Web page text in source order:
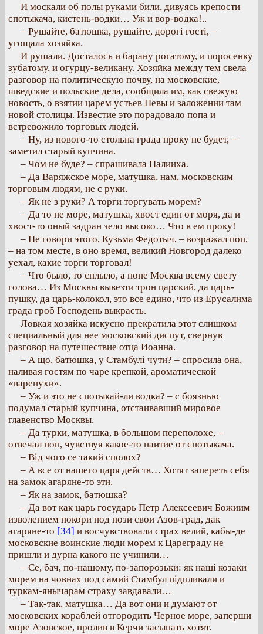
И москали об полы руками били, дивуясь крепости
спотыкача, кистень-водки… Уж и вор-водка!..
– Рушайте, батюшка, рушайте, дорогі гості, –
угощала хозяйка.
И рушали. Досталось и барану рогатому, и поросенку
зубатому, и огурцу-великану. Хозяйка между тем свела
разговор на политическую почву, на московские,
шведские и польские дела, сообщила им, как свежую
новость, о взятии царем устьев Невы и заложении там
новой столицы. Известие это порадовало попа и
встревожило торговых людей.
– Ну, из нового-то стольна града проку не будет, –
заметил старый купчина.
– Чом не буде? – спрашивала Палииха.
– Да Варяжское море, матушка, нам, московским
торговым людям, не с руки.
– Як не з руки? А торги торгувать морем?
– Да то не море, матушка, хвост един от моря, да и
хвост-то оный задран зело высоко… Что в ем проку!
– Не говори этого, Кузьма Федотыч, – возражал поп,
– на том месте, в оно время, великий Новгород далеко
уехал, какие торги торговал!
– Что было, то сплыло, а ноне Москва всему свету
голова… Из Москвы вывезти трон царский, да царь-
пушку, да царь-колокол, это все едино, что из Ерусалима
града гроб Господень выкрасть.
Ловкая хозяйка искусно прекратила этот слишком
специальный для нее московский диспут, свернув
разговор на путешествие отца Иоанна.
– А що, батюшка, у Стамбулі чути? – спросила она,
наливая гостям по чаре крепкой, ароматической
«варенухи».
– Уж и это не спотыкай-ли водка? – с боязнью
подумал старый купчина, отстаивавший мировое
главенство Москвы.
– Да турки, матушка, в большом переполохе, –
отвечал поп, чувствуя какое-то наитие от спотыкача.
– Від чого се такий сполох?
– А все от нашего царя действ… Хотят запереть себя
на замок агаряне-то эти.
– Як на замок, батюшка?
– Да вот как царь государь Петр Алексеевич Божиим
изволением покори под нози свои Азов-град, дак
агаряне-то [34] и восчувствовали страх велий, кабы-де
московские воинские люди морем к Цареграду не
пришли и дурна какого не учинили…
– Се, бач, по-нашому, по-запорозьки: як наші козаки
морем на човнах под самий Стамбул підпливали и
туркам-янычарам страху завдавали…
– Так-так, матушка… Да вот они и думают от
московских кораблей отгородить Черное море, заперши
море Азовское, пролив в Керчи засыпать хотят.